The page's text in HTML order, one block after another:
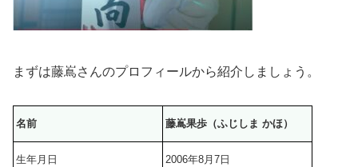
まずは藤嶌さんのプロフィールから紹介しましょう。
名前 藤嶌果歩（ふじしま かほ）
生年月日 2006年8月7日